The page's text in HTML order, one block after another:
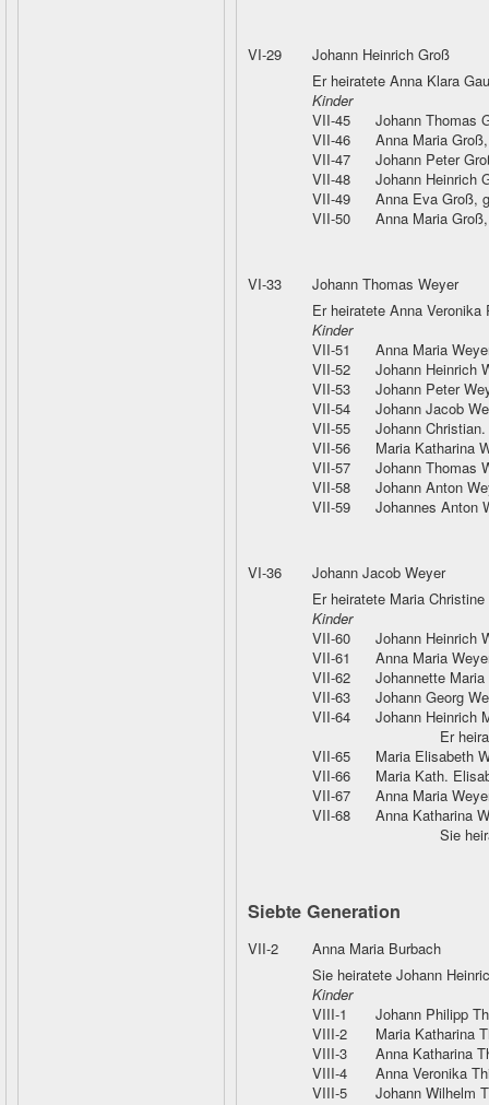
VI-29
Johann Heinrich Groß
Er heiratete Anna Klara
Kinder
VII-45
Johann Thomas
VII-46
Anna Maria Groß
VII-47
Johann Peter
VII-48
Johann Heinrich
VII-49
Anna Eva Groß,
VII-50
Anna Maria Groß
VI-33
Johann Thomas Weyer
Er heiratete Anna Veronika
Kinder
VII-51
Anna Maria
VII-52
Johann Heinrich
VII-53
Johann Peter
VII-54
Johann Jacob
VII-55
Johann
VII-56
Maria Katharina
VII-57
Johann Thomas
VII-58
Johann Anton
VII-59
Johannes Anton
VI-36
Johann Jacob Weyer
Er heiratete Maria Christine
Kinder
VII-60
Johann Heinrich
VII-61
Anna Maria
VII-62
Johannette Maria
VII-63
Johann Georg
VII-64
Johann Heinrich
Er
VII-65
Maria Elisabeth
VII-66
Maria Kath.
VII-67
Anna Maria
VII-68
Anna Katharina
Sie
Siebte Generation
VII-2
Anna Maria Burbach
Sie heiratete Johann
Kinder
VIII-1
Johann Philipp
VIII-2
Maria Katharina
VIII-3
Anna Katharina
VIII-4
Anna Veronika
VIII-5
Johann Wilhelm